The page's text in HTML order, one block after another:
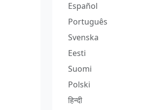
Español
Português
Svenska
Eesti
Suomi
Polski
हिन्दी